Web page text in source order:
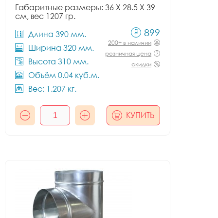
Габаритные размеры: 36 X 28.5 X 39
см, вес 1207 гр.
Длина 390 мм.
Ширина 320 мм.
Высота 310 мм.
Объём 0.04 куб.м.
Вес: 1.207 кг.
899
200+ в наличии
розничная цена
скидки
КУПИТЬ